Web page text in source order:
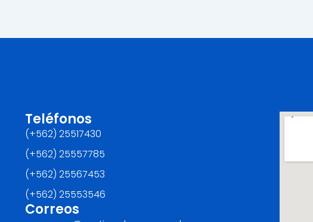
Teléfonos
(+562) 25517430‬
(+562) 25557785
(+562) 25567453‬
(+562) ‪25553546
Correos